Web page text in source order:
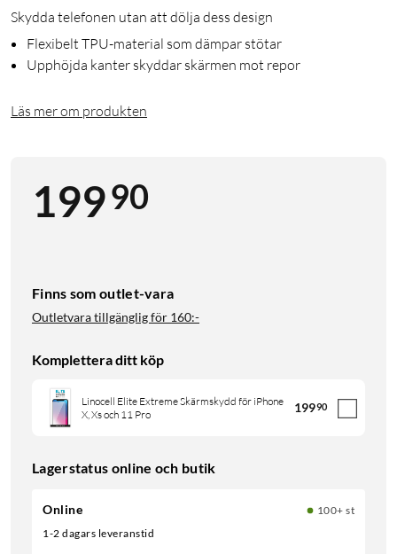
Skydda telefonen utan att dölja dess design
Flexibelt TPU-material som dämpar stötar
Upphöjda kanter skyddar skärmen mot repor
Läs mer om produkten
19990
Finns som outlet-vara
Outletvara tillgänglig för 160:-
Komplettera ditt köp
Linocell Elite Extreme Skärmskydd för iPhone
X, Xs och 11 Pro
19990
Lagerstatus online och butik
Online
100+ st
1-2 dagars leveranstid